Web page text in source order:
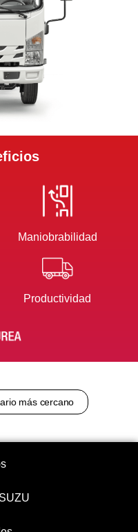
Maniobrabilidad
Productividad
más cercano